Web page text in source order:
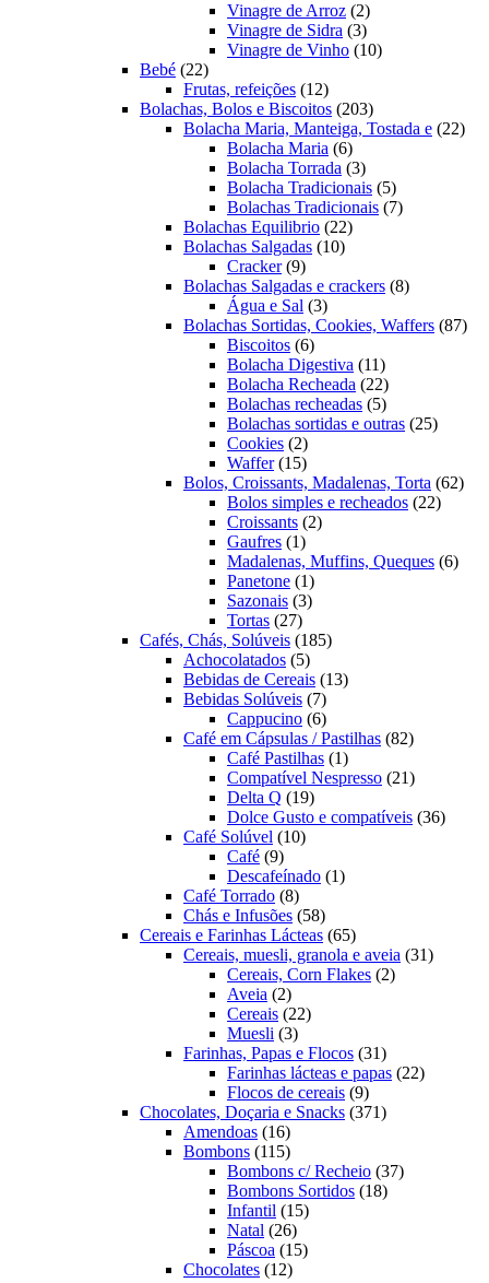
Vinagre de Arroz 22
produtos
Vinagre de Sidra 33
produtos
Vinagre de Vinho 1010
Bebé 2222
produtos
Frutas, refeições 1212
produtos
Bolachas, Bolos e Biscoitos 203203
produtos
Bolacha Maria, Manteiga, Tostada e 2222
Bolacha Maria 66
produtos
Bolacha Torrada 33
produtos
Bolacha Tradicionais 55
produtos
Bolachas Tradicionais 77
Bolachas Equilibrio 2222
Bolachas Salgadas 1010
Cracker 99
produtos
Bolachas Salgadas e crackers 88
Água e Sal 33
produtos
Bolachas Sortidas, Cookies, Waffers 8787
Biscoitos 66
produtos
Bolacha Digestiva 1111
produtos
Bolacha Recheada 2222
produtos
Bolachas recheadas 55
produtos
Bolachas sortidas e outras 2525
Cookies 22
produtos
Waffer 1515
produtos
Bolos, Croissants, Madalenas, Torta 6262
Bolos simples e recheados 2222
Croissants 22
Gaufres 11
produto
Madalenas, Muffins, Queques 66
Panetone 11
produto
Sazonais 33
Tortas 2727
produtos
Cafés, Chás, Solúveis 185185
Achocolatados 55
produtos
Bebidas de Cereais 1313
Bebidas Solúveis 77
produtos
Cappucino 66
produtos
Café em Cápsulas / Pastilhas 8282
Café Pastilhas 11
produto
Compatível Nespresso 2121
Delta Q 1919
produtos
Dolce Gusto e compatíveis 3636
Café Solúvel 1010
Café 99
produtos
Descafeínado 11
Café Torrado 88
produtos
Chás e Infusões 5858
produtos
Cereais e Farinhas Lácteas 6565
produtos
Cereais, muesli, granola e aveia 3131
Cereais, Corn Flakes 22
Aveia 22
produtos
Cereais 2222
Muesli 33
produtos
Farinhas, Papas e Flocos 3131
produtos
Farinhas lácteas e papas 2222
Flocos de cereais 99
produtos
Chocolates, Doçaria e Snacks 371371
Amendoas 1616
produtos
Bombons 115115
produtos
Bombons c/ Recheio 3737
Bombons Sortidos 1818
Infantil 1515
Natal 2626
produtos
Páscoa 1515
Chocolates 1212